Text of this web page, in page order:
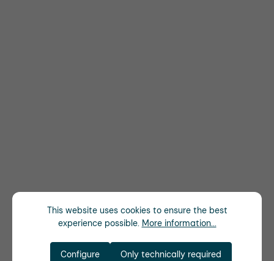
This website uses cookies to ensure the best
experience possible. More information...
Only technically required
Configure